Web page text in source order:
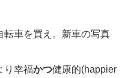
転車を買え。新車の写真
り幸福かつ健康的(happier